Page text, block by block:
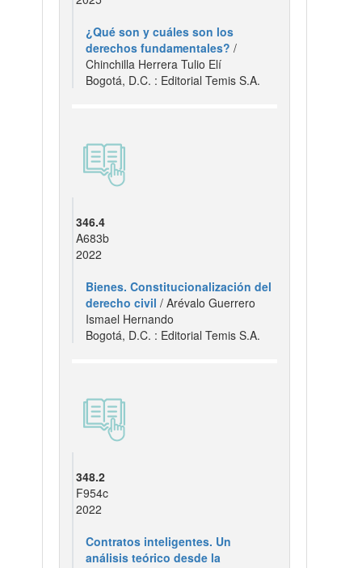
¿Qué son y cuáles son los
derechos fundamentales? /
Chinchilla Herrera Tulio Elí
Bogotá, D.C. : Editorial Temis S.A.
346.4
A683b
2022
Bienes. Constitucionalización del
derecho civil / Arévalo Guerrero
Ismael Hernando
Bogotá, D.C. : Editorial Temis S.A.
348.2
F954c
2022
Contratos inteligentes. Un
análisis teórico desde la